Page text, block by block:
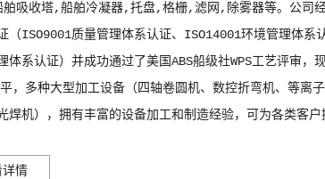
吸收塔,船舶冷凝器,托盘,格栅,滤网,除雾器等。公司
（ISO9001质量管理体系认证、ISO14001环境管理体系
体系认证）并成功通过了美国ABS船级社WPS工艺评审，
，多种大型加工设备（四轴卷圆机、数控折弯机、等离
焊机），拥有丰富的设备加工和制造经验，可为各类客
详情